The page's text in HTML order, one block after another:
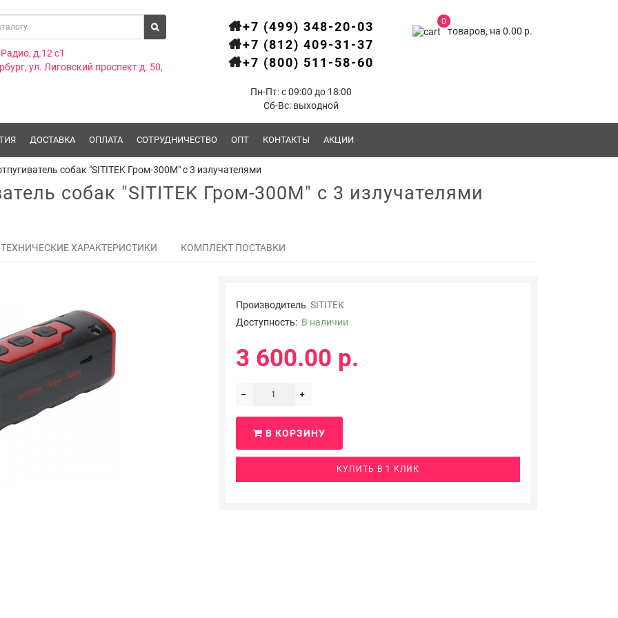
0
товаров, на 0.00 р.
д.12 с1
ул. Лиговский проспект д. 50,
+7 (499) 348-20-03
+7 (812) 409-31-37
+7 (800) 511-58-60
Пн-Пт: с 09:00 до 18:00
Сб-Вс: выходной
ДОСТАВКА ОПЛАТА СОТРУДНИЧЕСТВО ОПТ КОНТАКТЫ АКЦИИ
собак "SITITEK Гром-300М" с 3 излучателями
собак "SITITEK Гром-300М" с 3 излучателями
ТЕХНИЧЕСКИЕ ХАРАКТЕРИСТИКИ КОМПЛЕКТ ПОСТАВКИ
Производитель SITITEK
Доступность: В наличии
3 600.00 р.
В КОРЗИНУ
КУПИТЬ В 1 КЛИК